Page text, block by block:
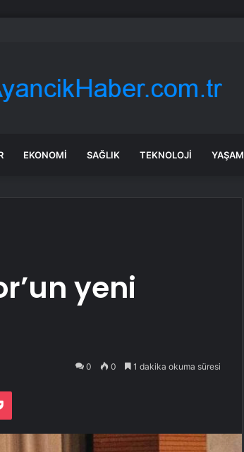
düzenlemesi: Vatandaşlar bayilere akın etti
EKONOMI SAĞLIK TEKNOLOJI YAŞAM
yeni
0 0 1 dakika okuma süresi
Pocket